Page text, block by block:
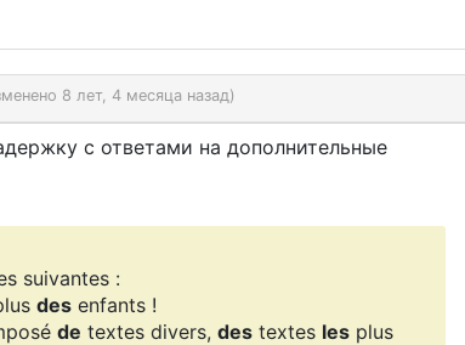
8 лет, 4 месяца назад)
с ответами на дополнительные
suivantes :
des enfants !
de textes divers, des textes les plus